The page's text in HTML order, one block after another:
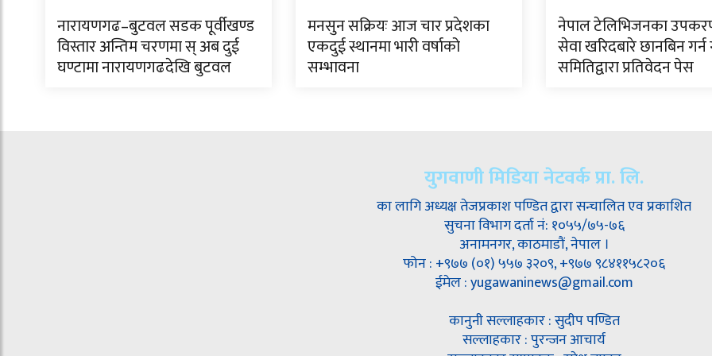
नारायणगढ–बुटवल सडक पूर्वीखण्ड
विस्तार अन्तिम चरणमा स् अब दुई
घण्टामा नारायणगढदेखि बुटवल
मनसुन सक्रियः आज चार प्रदेशका
एकदुई स्थानमा भारी वर्षाको
सम्भावना
नेपाल टेलिभिजनका
सेवा खरिदबारे छानबिन
समितिद्वारा प्रतिवेदन पेस
युगवाणी मिडिया नेटवर्क प्रा. लि.
का लागि अध्यक्ष तेजप्रकाश पण्डित द्वारा सन्चालित एव प्रकाशित
सुचना विभाग दर्ता नं: १०५५/७५-७६
अनामनगर, काठमाडौं, नेपाल ।
फोन : +९७७ (०१) ५५७ ३२०९, +९७७ ९८४११५८२०६
ईमेल : yugawaninews@gmail.com
कानुनी सल्लाहकार : सुदीप पण्डित
सल्लाहकार : पुरन्जन आचार्य